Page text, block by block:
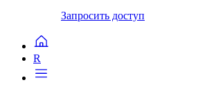
Запросить доступ
R